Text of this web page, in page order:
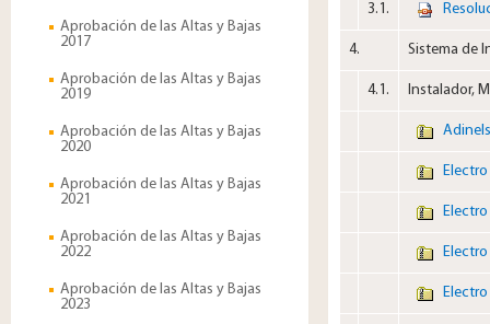
3.1.​
4.​ Sistema de
4.1.​ Instalador,
Electro
Aprobación de las Altas y Bajas
2017
Aprobación de las Altas y Bajas
2019
Aprobación de las Altas y Bajas
2020
Aprobación de las Altas y Bajas
2021
Aprobación de las Altas y Bajas
2022
Aprobación de las Altas y Bajas
2023